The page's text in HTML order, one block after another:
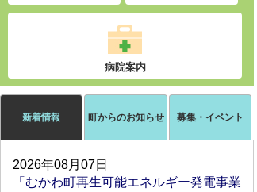
病院案内
新着情報 町からのお知らせ 募集・イベント
2026年08月07日
「むかわ町再生可能エネルギー発電事業